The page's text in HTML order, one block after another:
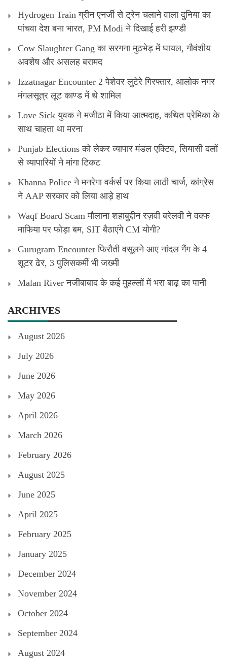
Hydrogen Train ग्रीन एनर्जी से ट्रेन चलाने वाला दुनिया का
पांचवा देश बना भारत, PM Modi ने दिखाई हरी झण्डी
Cow Slaughter Gang का सरगना मुठभेड़ में घायल, गौवंशीय
अवशेष और असलह बरामद
Izzatnagar Encounter 2 पेशेवर लुटेरे गिरफ्तार, आलोक नगर
मंगलसूत्र लूट काण्‍ड में थे शामिल
Love Sick युवक ने मजीठा में किया आत्मदाह, कथित प्रेमिका के
साथ चाहता था मरना
Punjab Elections को लेकर व्यापार मंडल एक्टिव, सियासी दलों
से व्यापारियों ने मांगा टिकट
Khanna Police ने मनरेगा वर्कर्स पर किया लाठी चार्ज, कांग्रेस
ने AAP सरकार को लिया आड़े हाथ
Waqf Board Scam मौलाना शहाबुद्दीन रज़वी बरेलवी ने वक्फ
माफिया पर फोड़ा बम, SIT बैठाएंगे CM योगी?
Gurugram Encounter फिरौती वसूलने आए नांदल गैंग के 4
शूटर ढेर, 3 पुलिसकर्मी भी जख्मी
Malan River नजीबाबाद के कई मुहल्लों में भरा बाढ़ का पानी
ARCHIVES
August 2026
July 2026
June 2026
May 2026
April 2026
March 2026
February 2026
August 2025
June 2025
April 2025
February 2025
January 2025
December 2024
November 2024
October 2024
September 2024
August 2024